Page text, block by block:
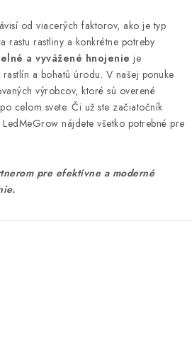
od viacerých faktorov, ako je typ
rastu rastliny a konkrétne potreby
a vyvážené hnojenie je
a bohatú úrodu. V našej ponuke
výrobcov, ktoré sú overené
celom svete. Či už ste začiatočník
LedMeGrow nájdete všetko potrebné pre
pre efektívne a moderné